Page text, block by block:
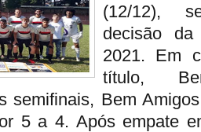
(12/12),
decisão
2021. Em
título,
semifinais, Bem
5 a 4. Após empate